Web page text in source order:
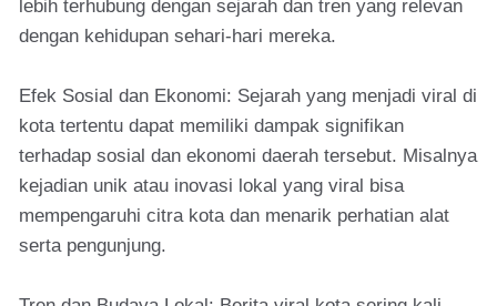
lebih terhubung dengan sejarah dan tren yang relevan
dengan kehidupan sehari-hari mereka.
Efek Sosial dan Ekonomi: Sejarah yang menjadi viral di
kota tertentu dapat memiliki dampak signifikan
terhadap sosial dan ekonomi daerah tersebut. Misalnya
kejadian unik atau inovasi lokal yang viral bisa
mempengaruhi citra kota dan menarik perhatian alat
serta pengunjung.